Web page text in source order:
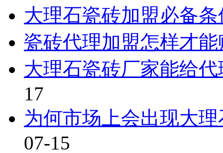
大理石瓷砖加盟必备条
瓷砖代理加盟怎样才能
大理石瓷砖厂家能给
17
为何市场上会出现大
07-15